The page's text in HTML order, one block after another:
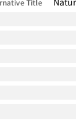
Title
of this title